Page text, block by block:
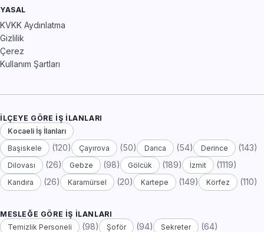
YASAL
KVKK Aydınlatma
Gizlilik
Çerez
Kullanım Şartları
İLÇEYE GÖRE İŞ İLANLARI
Kocaeli İş İlanları
Başiskele
(120) Çayırova (50) Darıca (54) Derince (143)
Dilovası (26) Gebze (98) Gölcük (189) İzmit (1119)
Kandıra (26) Karamürsel (20) Kartepe (149) Körfez (110)
MESLEĞE GÖRE İŞ İLANLARI
Temizlik Personeli
(98) Şoför (94) Sekreter (64)